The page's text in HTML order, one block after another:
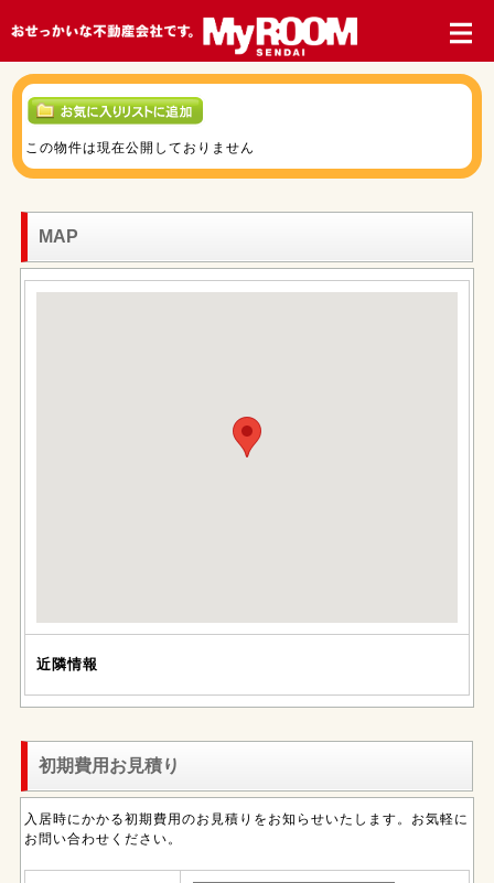
この物件は現在公開しておりません
MAP
近隣情報
初期費用お見積り
入居時にかかる初期費用のお見積りをお知らせいたします。お気軽に
お問い合わせください。